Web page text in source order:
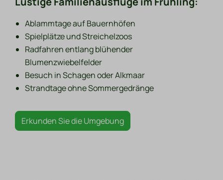
Ablammtage auf Bauernhöfen
Spielplätze und Streichelzoos
Radfahren entlang blühender
Blumenzwiebelfelder
Besuch in Schagen oder Alkmaar
Strandtage ohne Sommergedränge
Erkunden Sie die Umgebung